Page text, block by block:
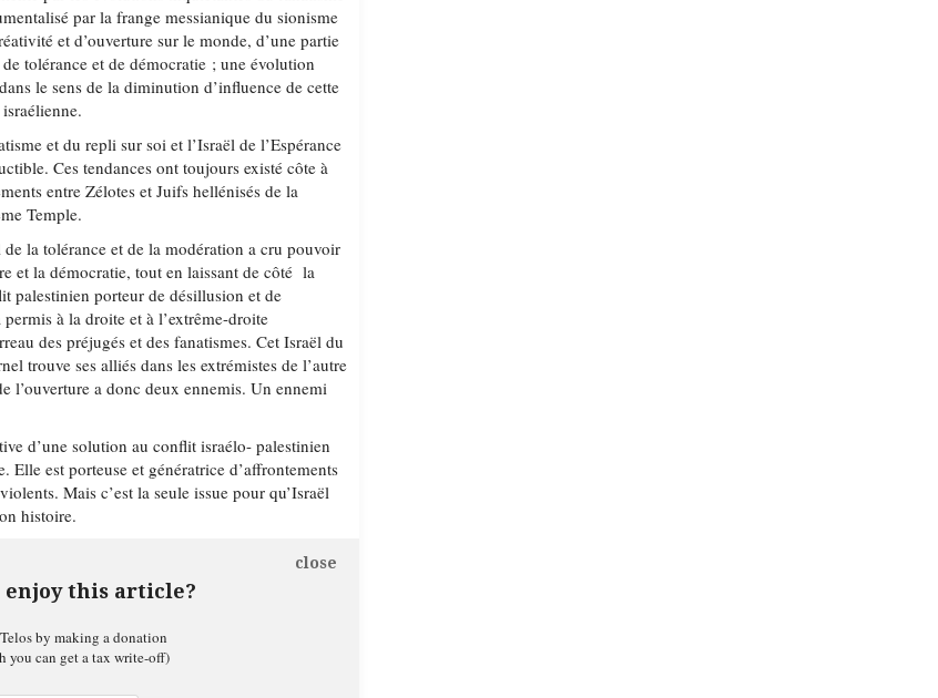
par la frange messianique du sionisme
et d’ouverture sur le monde, d’une partie
tolérance et de démocratie ; une évolution
le sens de la diminution d’influence de cette
et du repli sur soi et l’Israël de l’Espérance
Ces tendances ont toujours existé côte à
entre Zélotes et Juifs hellénisés de la
Temple.
la tolérance et de la modération a cru pouvoir
et la démocratie, tout en laissant de côté la
palestinien porteur de désillusion et de
à la droite et à l’extrême-droite
des préjugés et des fanatismes. Cet Israël du
trouve ses alliés dans les extrémistes de l’autre
l’ouverture a donc deux ennemis. Un ennemi
d’une solution au conflit israélo- palestinien
Elle est porteuse et génératrice d’affrontements
Mais c’est la seule issue pour qu’Israël
histoire.
enjoy this article?
close
by making a donation
you can get a tax write-off)